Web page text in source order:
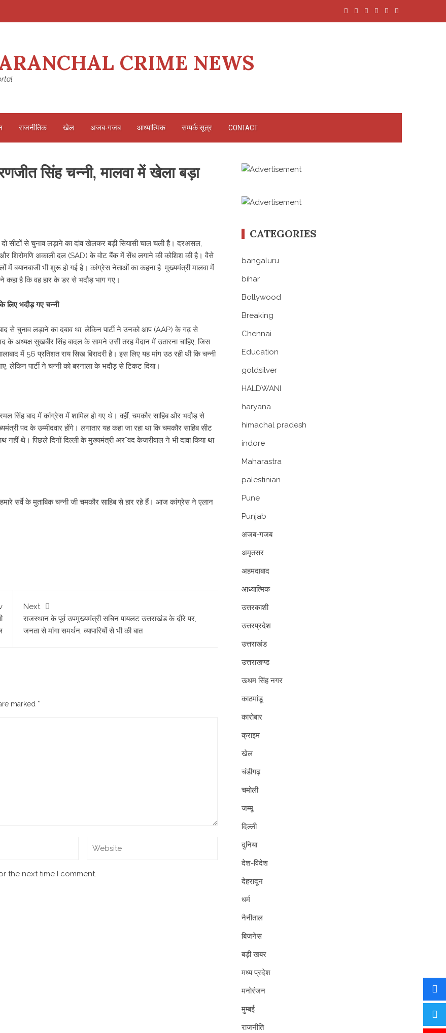
CRIME NEWS
राजनीतिक खेल अजब-गजब आध्यात्मिक सम्पर्क सूत्र CONTACT
सिंह चन्नी, मालवा में खेला बड़ा
सीटों से चुनाव लड़ाने का दांव खेलकर बड़ी सियासी चाल चली है। दरअसल,
शिरोमणि अकाली दल (SAD) के वोट बैंक में सेंध लगाने की कोशिश की है। वैसे
मेंं बयानबाजी भी शुरू हो गई है। कांग्रेस नेताओं का कहना है मुख्यमंत्री मालवा में
कहा है कि वह हार के डर से भदौड़ भाग गए।
लिए भदौड़ गए चन्नी
से चुनाव लड़ाने का दबाव था, लेकिन पार्टी ने उनको आप (AAP) के गढ़ से
के अध्यक्ष सुखबीर सिंह बादल के सामने उसी तरह मैदान में उतारना चाहिए, जिस
में 56 प्रतिशत राय सिख बिरादरी है। इस लिए यह मांग उठ रही थी कि चन्नी
लेकिन पार्टी ने चन्नी को बरनाला के भदौड़ से टिकट दिया।
सिंह बाद में कांग्रेस में शामिल हो गए थे। वहीं, चमकौर साहिब और भदौड़ से
पद के उम्मीदवार होंगे। लगातार यह कहा जा रहा था कि चमकौर साहिब सीट
थे। पिछले दिनों दिल्ली के मुख्यमंत्री अर¨वद केजरीवाल ने भी दावा किया था
सर्वे के मुताबिक चन्नी जी चमकौर साहिब से हार रहे हैं। आज कांग्रेस ने एलान
Next
राजस्थान के पूर्व उपमुख्यमंत्री सचिन पायलट उत्तराखंड के दौरे पर,
जनता से मांगा समर्थन, व्यापारियों से भी की बात
marked *
the next time I comment.
CATEGORIES
bangaluru
bihar
Bollywood
Breaking
Chennai
Education
goldsilver
HALDWANI
haryana
himachal pradesh
indore
Maharastra
palestinian
Pune
Punjab
अजब-गजब
अमृतसर
अहमदाबाद
आध्यात्मिक
उत्तरकाशी
उत्तरप्रदेश
उत्तराखंड
उत्तराखण्ड
ऊधम सिंह नगर
काठमांडू
कारोबार
क्राइम
खेल
चंडीगढ़
चमोली
जम्मू
दिल्ली
दुनिया
देश-विदेश
देहरादून
धर्म
नैनीताल
बिजनेस
बड़ी खबर
मध्य प्रदेश
मनोरंजन
मुम्बई
राजनीति